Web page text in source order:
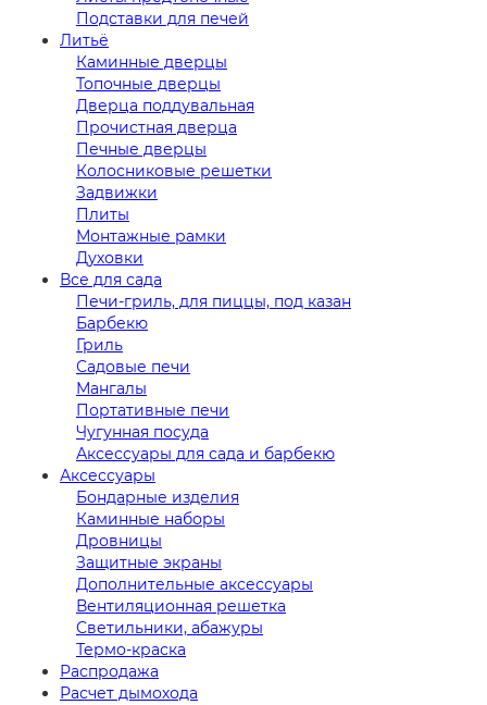
Подставки для печей
Литьё
Каминные дверцы
Топочные дверцы
Дверца поддувальная
Прочистная дверца
Печные дверцы
Колосниковые решетки
Задвижки
Плиты
Монтажные рамки
Духовки
Все для сада
Печи-гриль, для пиццы, под казан
Барбекю
Гриль
Садовые печи
Мангалы
Портативные печи
Чугунная посуда
Аксессуары для сада и барбекю
Аксессуары
Бондарные изделия
Каминные наборы
Дровницы
Защитные экраны
Дополнительные аксессуары
Вентиляционная решетка
Светильники, абажуры
Термо-краска
Распродажа
Расчет дымохода